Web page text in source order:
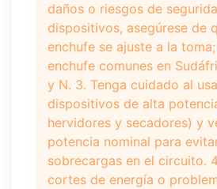
daños o riesgos de
dispositivos, asegúrese de
enchufe se ajuste a la
enchufe comunes en
y N. 3. Tenga cuidado al
dispositivos de alta
hervidores y secadores) y
potencia nominal para
sobrecargas en el circuito.
cortes de energía o